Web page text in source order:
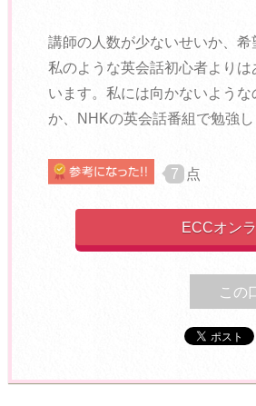
講師の人数が少ないせいか、希
私のような英会話初心者より
います。私には向かないよう
か、NHKの英会話番組で勉強し
7 点
ECCオン
この